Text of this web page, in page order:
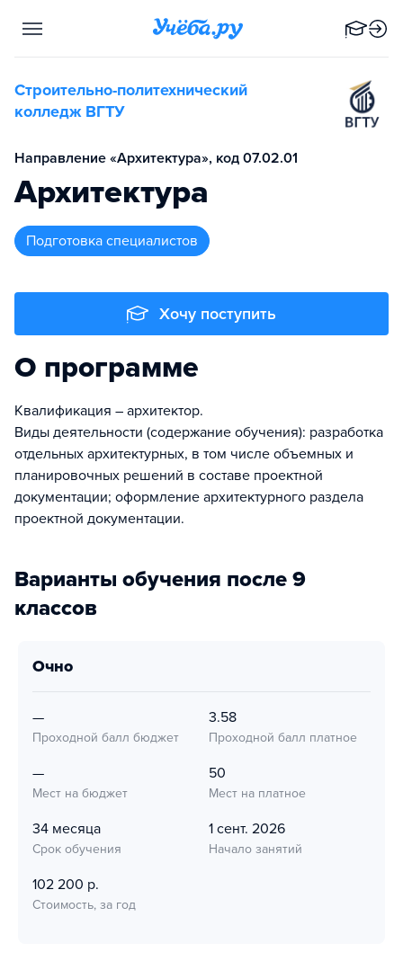
Строительно-политехнический
колледж ВГТУ
Направление «Архитектура», код 07.02.01
Архитектура
подготовка специалистов
Хочу поступить
О программе
Квалификация – архитектор.
Виды деятельности (содержание обучения): разработка
отдельных архитектурных, в том числе объемных и
планировочных решений в составе проектной
документации; оформление архитектурного раздела
проектной документации.
Варианты обучения после 9
классов
очно
—
Проходной балл бюджет
3.58
Проходной балл платное
—
Мест на бюджет
50
Мест на платное
34 месяца
Срок обучения
1 сент. 2026
Начало занятий
102 200 р.
Стоимость, за год